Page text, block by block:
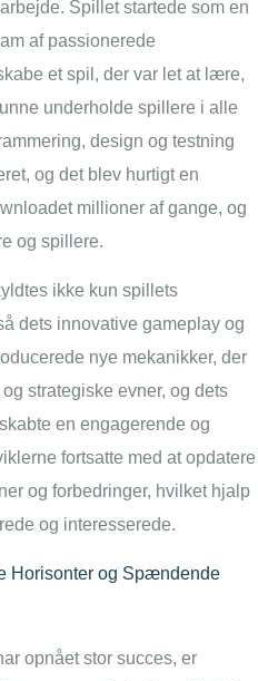
Spillet startede som en
af passionerede
et spil, der var let at lære,
underholde spillere i alle
design og testning
og det blev hurtigt en
millioner af gange, og
og spillere.
ikke kun spillets
dets innovative gameplay og
nye mekanikker, der
strategiske evner, og dets
en engagerende og
fortsatte med at opdatere
og forbedringer, hvilket hjalp
og interesserede.
Horisonter og Spændende
opnået stor succes, er